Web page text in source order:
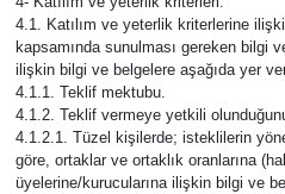
4.1. Katılım ve yeterlik kriterlerine
kapsamında sunulması gereken bilgi
ilişkin bilgi ve belgelere aşağıda yer
4.1.1. Teklif mektubu.
4.1.2. Teklif vermeye yetkili
4.1.2.1. Tüzel kişilerde; isteklilerin
göre, ortaklar ve ortaklık oranlarına
üyelerine/kurucularına ilişkin bilgi ve
Spor
Vasıta
Yaşam